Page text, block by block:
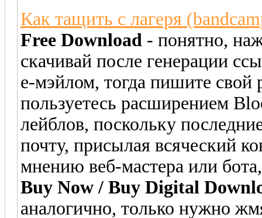
Как тащить с лагеря
Free Download - понятно,
скачивай после генерации
е-мэйлом, тогда пишите свой
пользуетесь расширением
лейблов, поскольку
почту, присылая всяческий
мнению веб-мастера или
Buy Now / Buy Digital
аналогично, только нужно